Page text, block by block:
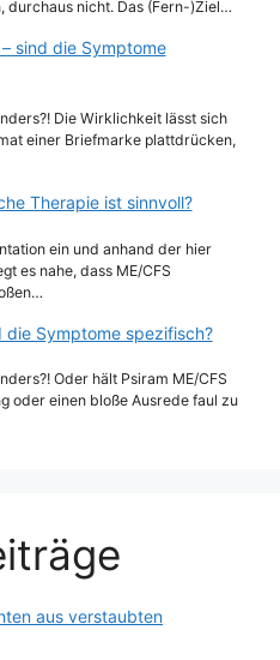
durchaus nicht. Das (Fern-)Ziel…
– sind die Symptome
Die Wirklichkeit lässt sich
einer Briefmarke plattdrücken,
Therapie ist sinnvoll?
ein und anhand der hier
es nahe, dass ME/CFS
die Symptome spezifisch?
Oder hält Psiram ME/CFS
oder einen bloße Ausrede faul zu
aus verstaubten